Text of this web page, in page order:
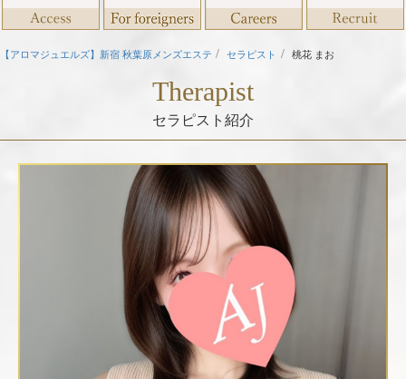
【アロマジュエルズ】新宿 秋葉原メンズエステ セラピスト 桃花 まお
Therapist
セラピスト紹介